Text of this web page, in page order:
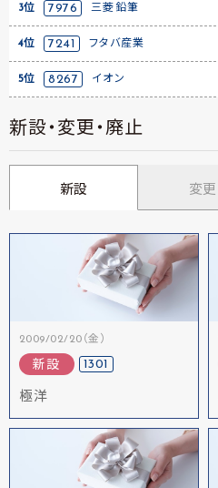
3位 7976 三菱鉛筆
4位 7241 フタバ産業
5位 8267 イオン
新設・変更・廃止
新設 変更
2009/02/20（金）
新設 1301
極洋